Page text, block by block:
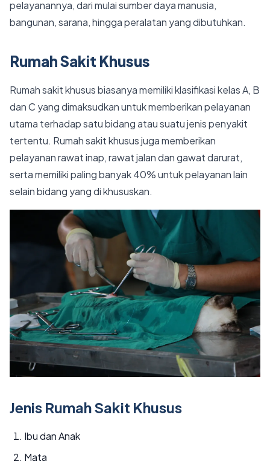
pelayanannya, dari mulai sumber daya manusia,
bangunan, sarana, hingga peralatan yang dibutuhkan.
Rumah Sakit Khusus
Rumah sakit khusus biasanya memiliki klasifikasi kelas A, B
dan C yang dimaksudkan untuk memberikan pelayanan
utama terhadap satu bidang atau suatu jenis penyakit
tertentu. Rumah sakit khusus juga memberikan
pelayanan rawat inap, rawat jalan dan gawat darurat,
serta memiliki paling banyak 40% untuk pelayanan lain
selain bidang yang di khususkan.
Jenis Rumah Sakit Khusus
Ibu dan Anak
Mata